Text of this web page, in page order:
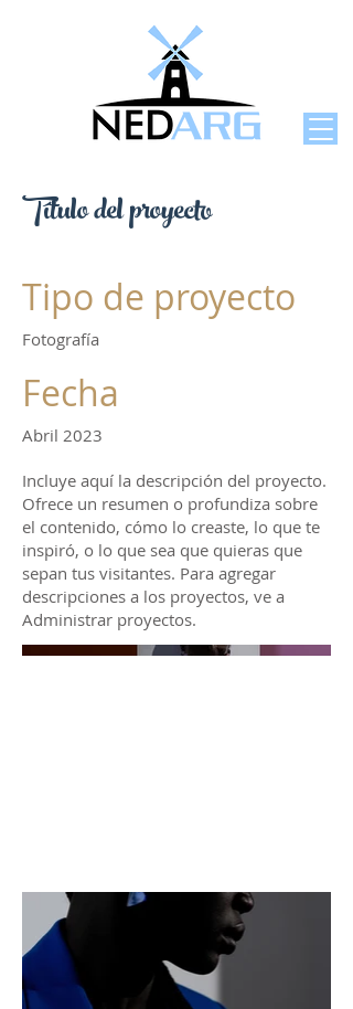
Título del proyecto
Tipo de proyecto
Fotografía
Fecha
Abril 2023
Incluye aquí la descripción del proyecto.
Ofrece un resumen o profundiza sobre
el contenido, cómo lo creaste, lo que te
inspiró, o lo que sea que quieras que
sepan tus visitantes. Para agregar
descripciones a los proyectos, ve a
Administrar proyectos.